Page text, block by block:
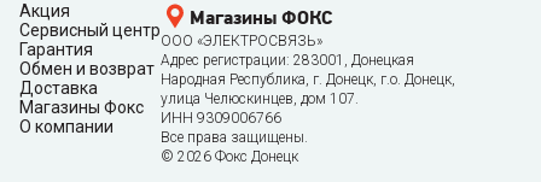
Акция
Сервисный центр
Гарантия
Обмен и возврат
Доставка
Магазины Фокс
О компании
Магазины ФОКС
ООО «ЭЛЕКТРОСВЯЗЬ»
Адрес регистрации: 283001, Донецкая
Народная Республика, г. Донецк, г.о. Донецк,
улица Челюскинцев, дом 107.
ИНН 9309006766
Все права защищены.
© 2026 Фокс Донецк